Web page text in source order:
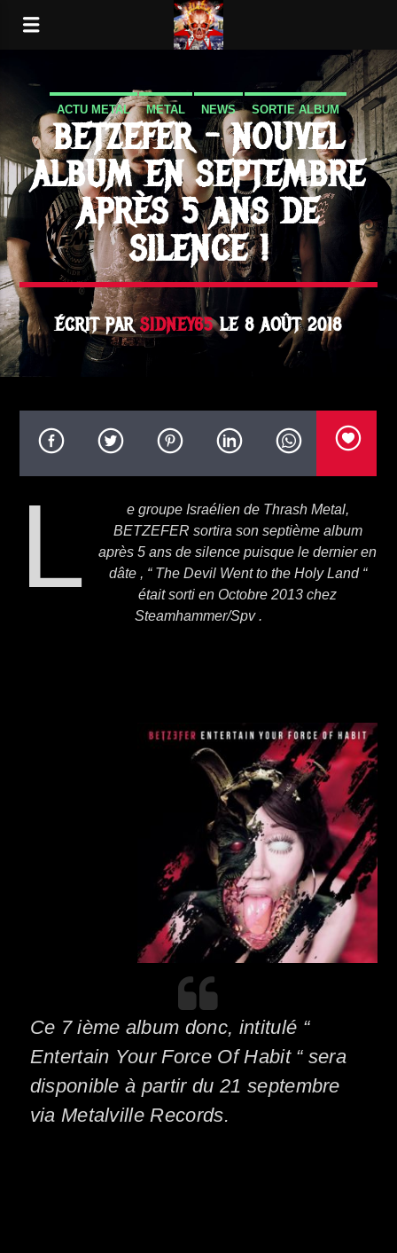
ACTU METAL METAL NEWS SORTIE ALBUM
THRASH
BETZEFER – NOUVEL
ALBUM EN SEPTEMBRE
APRÈS 5 ANS DE
SILENCE !
ÉCRIT PARSIDNEY65LE 8 AOÛT 2018
L
e groupe Israélien de Thrash Metal,
BETZEFER sortira son septième album
après 5 ans de silence puisque le dernier en
dâte , “ The Devil Went to the Holy Land “
était sorti en Octobre 2013 chez
Steamhammer/Spv .
Ce 7 ième album donc, intitulé “
Entertain Your Force Of Habit “ sera
disponible à partir du 21 septembre
via Metalville Records.